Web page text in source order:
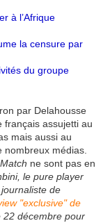
à l’Afrique
la censure par
du groupe
par Delahousse
français assujetti au
mais aussi au
médias.
ne sont pas en
le pure player
de
"exclusive" de
22 décembre pour